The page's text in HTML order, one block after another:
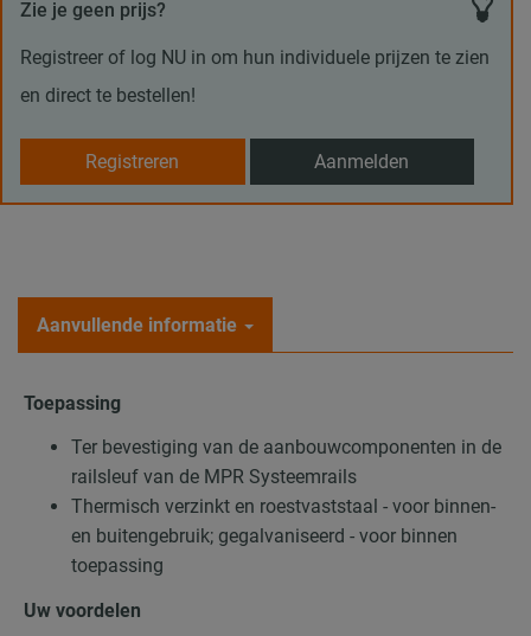
Zie je geen prijs?
Registreer of log NU in om hun individuele prijzen te zien
en direct te bestellen!
Registreren Aanmelden
Aanvullende informatie
Toepassing
Ter bevestiging van de aanbouwcomponenten in de
railsleuf van de MPR Systeemrails
Thermisch verzinkt en roestvaststaal - voor binnen-
en buitengebruik; gegalvaniseerd - voor binnen
toepassing
Uw voordelen